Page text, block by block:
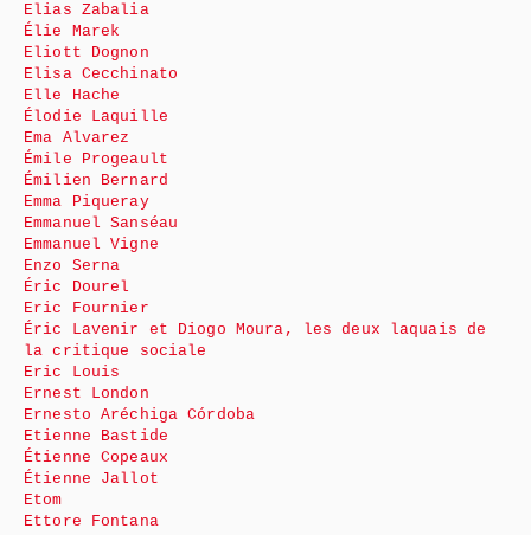
Elias Zabalia
Élie Marek
Eliott Dognon
Elisa Cecchinato
Elle Hache
Élodie Laquille
Ema Alvarez
Émile Progeault
Émilien Bernard
Emma Piqueray
Emmanuel Sanséau
Emmanuel Vigne
Enzo Serna
Éric Dourel
Eric Fournier
Éric Lavenir et Diogo Moura, les deux laquais de
la critique sociale
Eric Louis
Ernest London
Ernesto Aréchiga Córdoba
Etienne Bastide
Étienne Copeaux
Étienne Jallot
Etom
Ettore Fontana